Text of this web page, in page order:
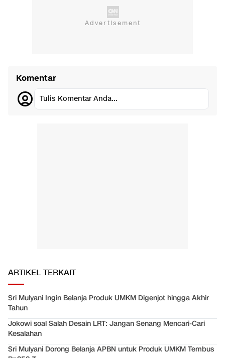
Komentar
Tulis Komentar Anda...
ARTIKEL TERKAIT
Sri Mulyani Ingin Belanja Produk UMKM Digenjot hingga Akhir
Tahun
Jokowi soal Salah Desain LRT: Jangan Senang Mencari-Cari
Kesalahan
Sri Mulyani Dorong Belanja APBN untuk Produk UMKM Tembus